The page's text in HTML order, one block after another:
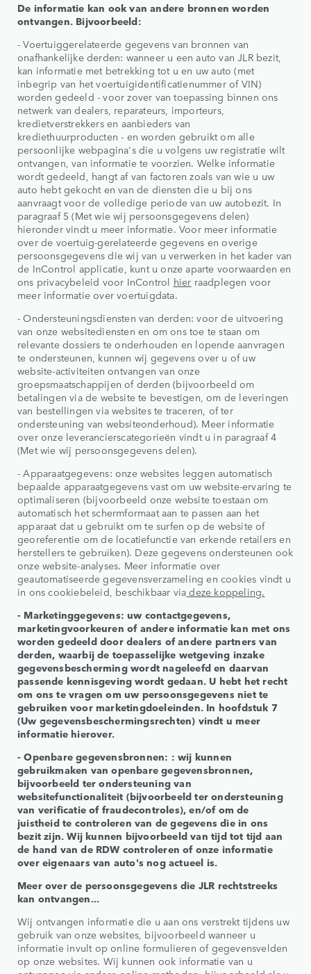
De informatie kan ook van andere bronnen worden
ontvangen. Bijvoorbeeld:
- Voertuiggerelateerde gegevens van bronnen van
onafhankelijke derden: wanneer u een auto van JLR bezit,
kan informatie met betrekking tot u en uw auto (met
inbegrip van het voertuigidentificatienummer of VIN)
worden gedeeld - voor zover van toepassing binnen ons
netwerk van dealers, reparateurs, importeurs,
kredietverstrekkers en aanbieders van
krediethuurproducten - en worden gebruikt om alle
persoonlijke webpagina's die u volgens uw registratie wilt
ontvangen, van informatie te voorzien. Welke informatie
wordt gedeeld, hangt af van factoren zoals van wie u uw
auto hebt gekocht en van de diensten die u bij ons
aanvraagt voor de volledige periode van uw autobezit. In
paragraaf 5 (Met wie wij persoonsgegevens delen)
hieronder vindt u meer informatie. Voor meer informatie
over de voertuig-gerelateerde gegevens en overige
persoonsgegevens die wij van u verwerken in het kader van
de InControl applicatie, kunt u onze aparte voorwaarden en
ons privacybeleid voor InControl hier raadplegen voor
meer informatie over voertuigdata.
- Ondersteuningsdiensten van derden: voor de uitvoering
van onze websitediensten en om ons toe te staan om
relevante dossiers te onderhouden en lopende aanvragen
te ondersteunen, kunnen wij gegevens over u of uw
website-activiteiten ontvangen van onze
groepsmaatschappijen of derden (bijvoorbeeld om
betalingen via de website te bevestigen, om de leveringen
van bestellingen via websites te traceren, of ter
ondersteuning van websiteonderhoud). Meer informatie
over onze leverancierscategorieën vindt u in paragraaf 4
(Met wie wij persoonsgegevens delen).
- Apparaatgegevens: onze websites leggen automatisch
bepaalde apparaatgegevens vast om uw website-ervaring te
optimaliseren (bijvoorbeeld onze website toestaan om
automatisch het schermformaat aan te passen aan het
apparaat dat u gebruikt om te surfen op de website of
georeferentie om de locatiefunctie van erkende retailers en
herstellers te gebruiken). Deze gegevens ondersteunen ook
onze website-analyses. Meer informatie over
geautomatiseerde gegevensverzameling en cookies vindt u
in ons cookiebeleid, beschikbaar via deze koppeling.
- Marketinggegevens: uw contactgegevens,
marketingvoorkeuren of andere informatie kan met ons
worden gedeeld door dealers of andere partners van
derden, waarbij de toepasselijke wetgeving inzake
gegevensbescherming wordt nageleefd en daarvan
passende kennisgeving wordt gedaan. U hebt het recht
om ons te vragen om uw persoonsgegevens niet te
gebruiken voor marketingdoeleinden. In hoofdstuk 7
(Uw gegevensbeschermingsrechten) vindt u meer
informatie hierover.
- Openbare gegevensbronnen: : wij kunnen
gebruikmaken van openbare gegevensbronnen,
bijvoorbeeld ter ondersteuning van
websitefunctionaliteit (bijvoorbeeld ter ondersteuning
van verificatie of fraudecontroles), en/of om de
juistheid te controleren van de gegevens die in ons
bezit zijn. Wij kunnen bijvoorbeeld van tijd tot tijd aan
de hand van de RDW controleren of onze informatie
over eigenaars van auto's nog actueel is.
Meer over de persoonsgegevens die JLR rechtstreeks
kan ontvangen...
Wij ontvangen informatie die u aan ons verstrekt tijdens uw
gebruik van onze websites, bijvoorbeeld wanneer u
informatie invult op online formulieren of gegevensvelden
op onze websites. Wij kunnen ook informatie van u